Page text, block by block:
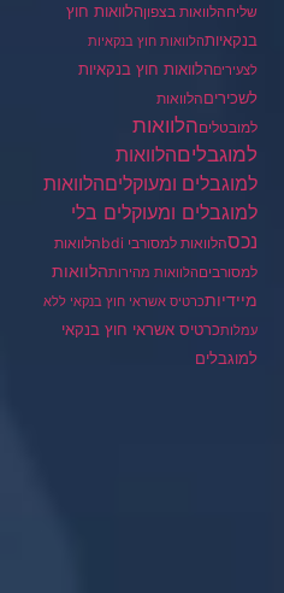
שליחהלוואות בצפוןהלוואות חוץ
בנקאיותהלוואות חוץ בנקאיות
לצעיריםהלוואות חוץ בנקאיות
לשכיריםהלוואות
למובטליםהלוואות
למוגבליםהלוואות
למוגבלים ומעוקליםהלוואות
למוגבלים ומעוקלים בלי
נכסהלוואות למסורבי bdi
הלוואות
למסורביםהלוואות מהירותהלוואות
מיידיותכרטיס אשראי חוץ בנקאי ללא
עמלותכרטיס אשראי חוץ בנקאי
למוגבלים